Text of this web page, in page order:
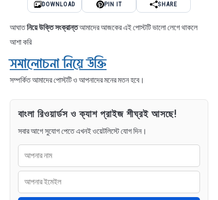
DOWNLOAD PIN IT SHARE
আঘাতনিয়ে উক্তি সংক্রান্তআমাদের আজকের এই পোস্টটি ভালো লেগে থাকলে
আশা করি
সমালোচনা নিয়ে উক্তি
সম্পর্কিত আমাদের পোস্টটি ও আপনাদের মনের মতন হবে।
বাংলা রিওয়ার্ডস ও ক্যাশ প্রাইজ শীঘ্রই আসছে!
সবার আগে সুযোগ পেতে এখনই ওয়েটলিস্টে যোগ দিন।